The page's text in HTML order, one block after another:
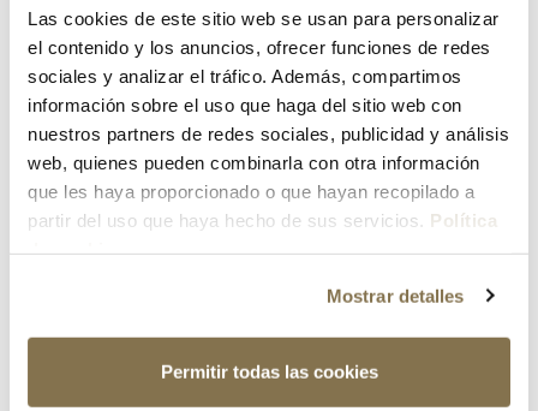
Las cookies de este sitio web se usan para personalizar
el contenido y los anuncios, ofrecer funciones de redes
sociales y analizar el tráfico. Además, compartimos
información sobre el uso que haga del sitio web con
nuestros partners de redes sociales, publicidad y análisis
web, quienes pueden combinarla con otra información
que les haya proporcionado o que hayan recopilado a
partir del uso que haya hecho de sus servicios. Política
Mostrar detalles
Permitir todas las cookies
¿Has olvidado tu contraseña?